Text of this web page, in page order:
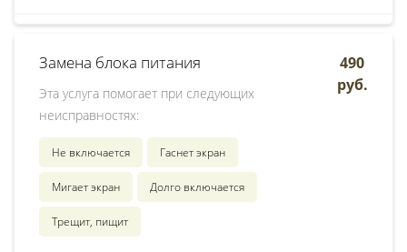
Замена блока питания
Эта услуга помогает при следующих
неисправностях:
Не включается Гаснет экран
Мигает экран Долго включается
Трещит, пищит
490
руб.